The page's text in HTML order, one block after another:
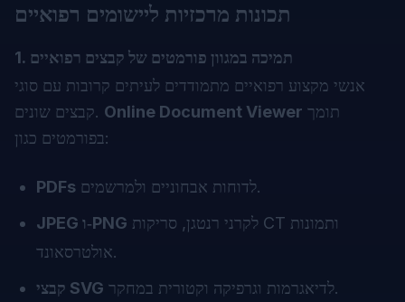
תכונות מרכזיות ליישומים רפואיים
1. תמיכה במגוון פורמטים של קבצים רפואיים
אנשי מקצוע רפואיים מתמודדים לעיתים קרובות עם סוגי
קבצים שונים. Online Document Viewer
בפורמטים כגון:
PDFs
לדוחות אבחוניים ולמרשמים.
JPEG ו‑PNG
אולטרסאונד.
קבצי SVG
לדיאגרמות וגרפיקה וקטורית במחקר.